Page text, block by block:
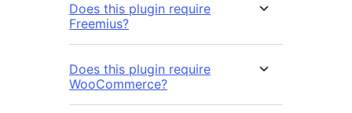
Does this plugin require
Freemius?
Does this plugin require
WooCommerce?